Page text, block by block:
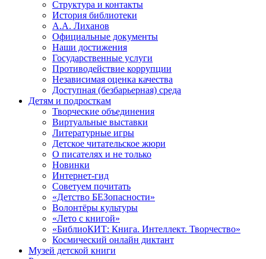
Структура и контакты
История библиотеки
А.А. Лиханов
Официальные документы
Наши достижения
Государственные услуги
Противодействие коррупции
Независимая оценка качества
Доступная (безбарьерная) среда
Детям и подросткам
Творческие объединения
Виртуальные выставки
Литературные игры
Детское читательское жюри
О писателях и не только
Новинки
Интернет-гид
Советуем почитать
«Детство БЕЗопасности»
Волонтёры культуры
«Лето с книгой»
«БиблиоКИТ: Книга. Интеллект. Творчество»
Космический онлайн диктант
Музей детской книги